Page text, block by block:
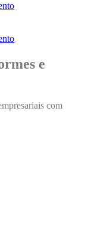
e
com